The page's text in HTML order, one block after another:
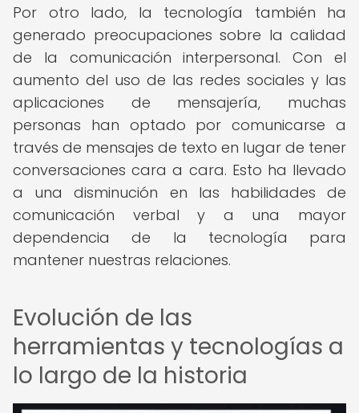
Por otro lado, la tecnología también ha
generado preocupaciones sobre la calidad
de la comunicación interpersonal. Con el
aumento del uso de las redes sociales y las
aplicaciones de mensajería, muchas
personas han optado por comunicarse a
través de mensajes de texto en lugar de tener
conversaciones cara a cara. Esto ha llevado
a una disminución en las habilidades de
comunicación verbal y a una mayor
dependencia de la tecnología para
mantener nuestras relaciones.
Evolución de las
herramientas y tecnologías a
lo largo de la historia